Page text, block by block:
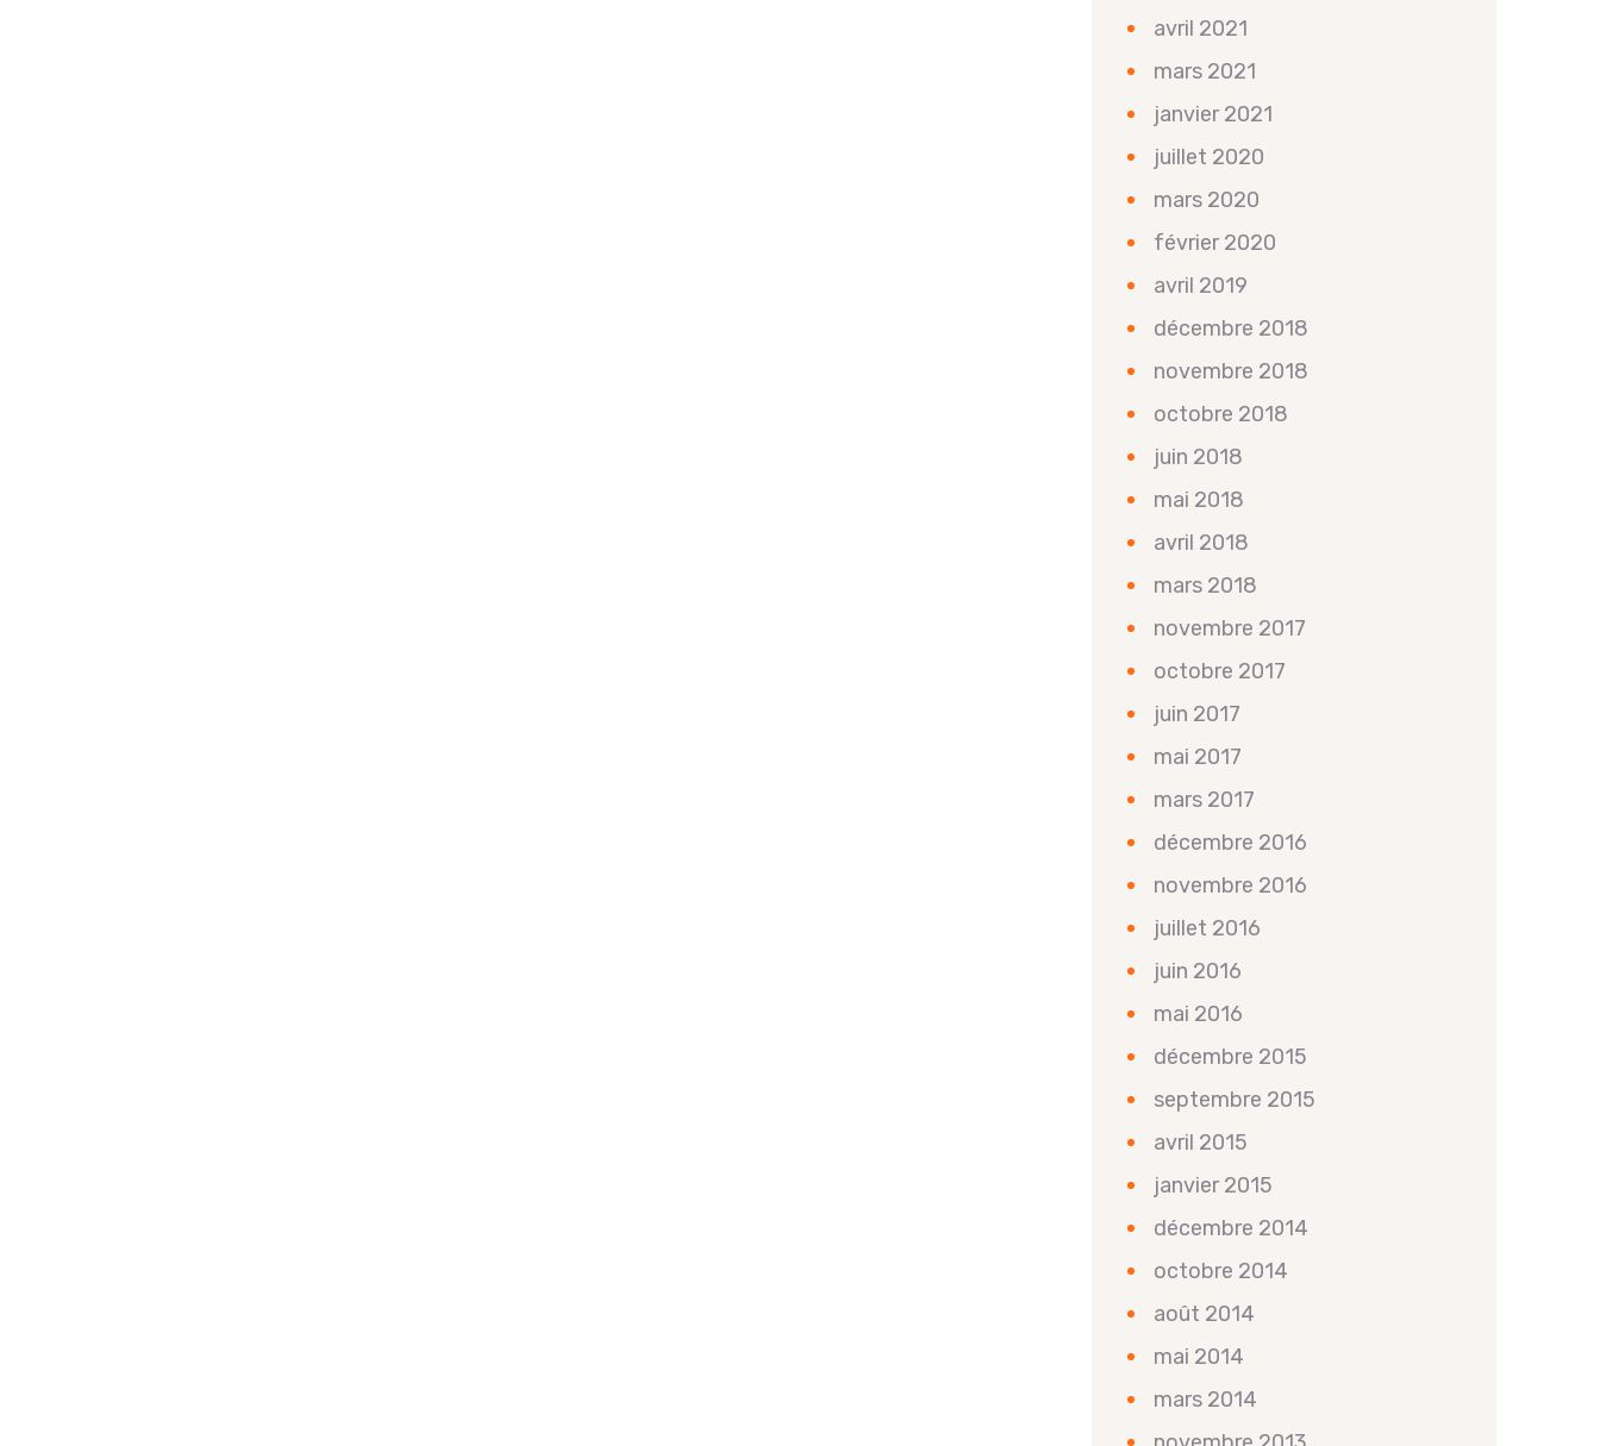
avril 2021
mars 2021
janvier 2021
juillet 2020
mars 2020
février 2020
avril 2019
décembre 2018
novembre 2018
octobre 2018
juin 2018
mai 2018
avril 2018
mars 2018
novembre 2017
octobre 2017
juin 2017
mai 2017
mars 2017
décembre 2016
novembre 2016
juillet 2016
juin 2016
mai 2016
décembre 2015
septembre 2015
avril 2015
janvier 2015
décembre 2014
octobre 2014
août 2014
mai 2014
mars 2014